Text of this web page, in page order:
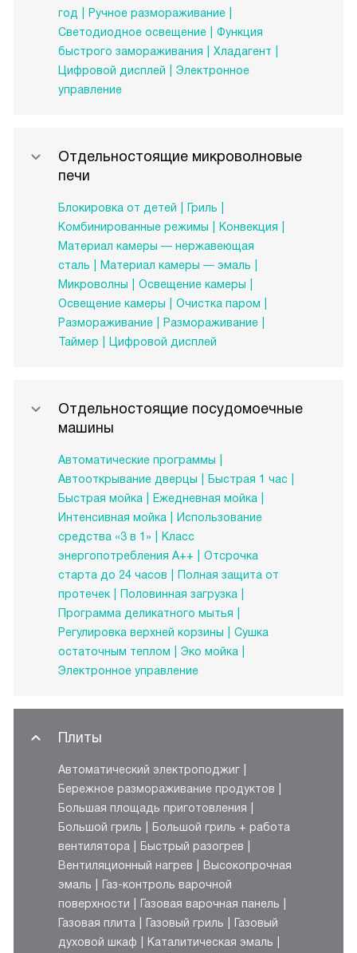
год
Ручное размораживание
Светодиодное освещение
Функция
быстрого замораживания
Хладагент
Цифровой дисплей
Электронное
управление
Отдельностоящие микроволновые
печи
Блокировка от детей
Гриль
Комбинированные режимы
Конвекция
Материал камеры — нержавеющая
сталь
Материал камеры — эмаль
Микроволны
Освещение камеры
Освещение камеры
Очистка паром
Размораживание
Размораживание
Таймер
Цифровой дисплей
Отдельностоящие посудомоечные
машины
Автоматические программы
Автооткрывание дверцы
Быстрая 1 час
Быстрая мойка
Ежедневная мойка
Интенсивная мойка
Использование
средства «3 в 1»
Класс
энергопотребления A++
Отсрочка
старта до 24 часов
Полная защита от
протечек
Половинная загрузка
Программа деликатного мытья
Регулировка верхней корзины
Сушка
остаточным теплом
Эко мойка
Электронное управление
Плиты
Автоматический электроподжиг
Бережное размораживание продуктов
Большая площадь приготовления
Большой гриль
Большой гриль + работа
вентилятора
Быстрый разогрев
Вентиляционный нагрев
Высокопрочная
эмаль
Газ-контроль варочной
поверхности
Газовая варочная панель
Газовая плита
Газовый гриль
Газовый
духовой шкаф
Каталитическая эмаль